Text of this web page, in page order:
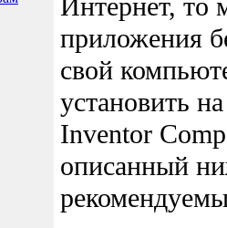
Интернет, то
приложения
свой
установить
Inventor
описанный